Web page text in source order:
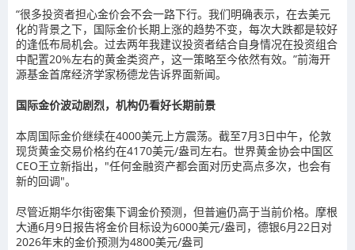
“很多投资者担心金价会不会一路下行。我们明确表示，在去美元
化的背景之下，国际金价长期上涨的趋势不变，每次大跌都是较好
的逢低布局机会。过去两年我建议投资者结合自身情况在投资组合
中配置20%左右的黄金类资产，这一策略至今依然有效。”前海开
源基金首席经济学家杨德龙告诉界面新闻。
国际金价波动剧烈，机构仍看好长期前景
本周国际金价继续在4000美元上方震荡。截至7月3日中午，伦敦
现货黄金交易价格约在4170美元/盎司左右。世界黄金协会中国区
CEO王立新指出，"任何金融资产都会面对历史高点多次，也会有
新的回调"。
尽管近期华尔街密集下调金价预测，但普遍仍高于当前价格。摩根
大通6月9日报告将金价目标设为6000美元/盎司，德银6月22日对
2026年末的金价预测为4800美元/盎司